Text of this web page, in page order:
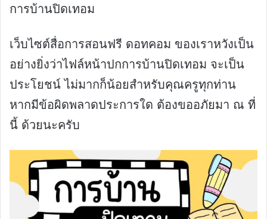
การบ้านปิดเทอม
เว็บไซต์สื่อการสอนฟรี ดอทคอม ของเราหวังเป็น
อย่างยิ่งว่าไฟล์หน้าปกการบ้านปิดเทอม จะเป็น
ประโยชน์ ไม่มากก็น้อยสำหรับคุณครูทุกท่าน
หากมีข้อผิดพลาดประการใด ต้องขออภัยมา ณ ที่
นี้ ด้วยนะครับ